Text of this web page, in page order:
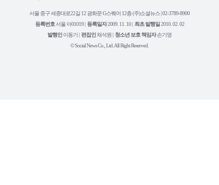
스
타
램
트
유
튜
서울 중구 세종대로22길 12 광화문 G스퀘어 12층 (주)소셜뉴스 | 02-3789-8900
등록번호 서울 아01019 | 등록일자2009. 11. 10 | 최초 발행일2010. 02. 02
발행인 이동기 | 편집인채석원 | 청소년 보호 책임자손기영
© Social News Co., Ltd. All Right Reserved.